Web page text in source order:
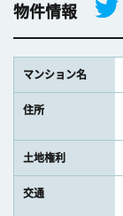
物件情報
マンション名
住所
土地権利
交通